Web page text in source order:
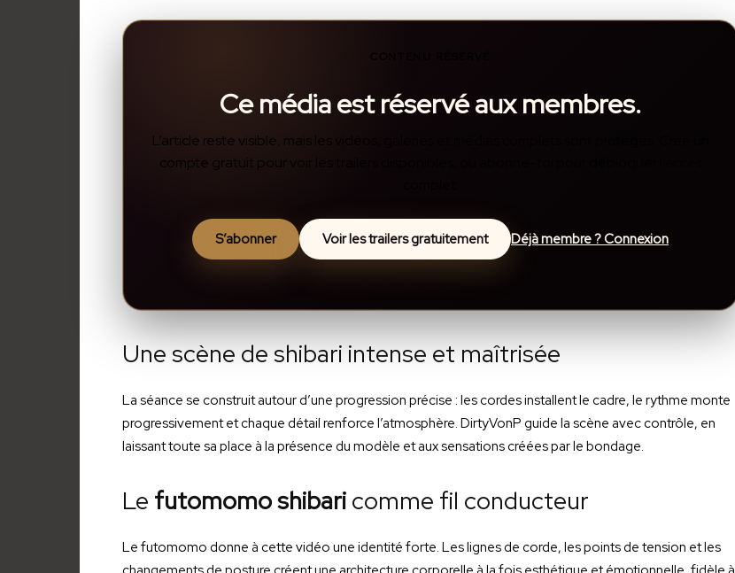
CONTENU RÉSERVÉ
Ce média est réservé aux membres.
L’article reste visible, mais les vidéos, galeries et médias complets sont protégés. Crée un
compte gratuit pour voir les trailers disponibles, ou abonne-toi pour débloquer l’accès
S’abonner Voir les trailers gratuitement Déjà membre ? Connexion
Une scène de shibari intense et maîtrisée
La séance se construit autour d’une progression précise : les cordes installent le cadre, le rythme monte
progressivement et chaque détail renforce l’atmosphère. DirtyVonP guide la scène avec contrôle, en
laissant toute sa place à la présence du modèle et aux sensations créées par le bondage.
Le futomomo shibari comme fil conducteur
Le futomomo donne à cette vidéo une identité forte. Les lignes de corde, les points de tension et les